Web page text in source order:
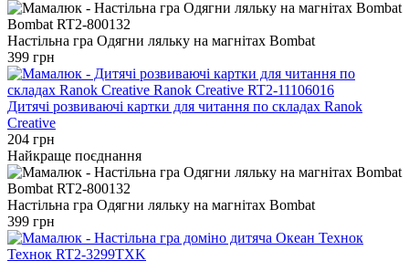
Настільна гра Одягни ляльку на магнітах Bombat
399 грн
Дитячі розвиваючі картки для читання по складах Ranok
Creative
204 грн
Найкраще поєднання
Настільна гра Одягни ляльку на магнітах Bombat
399 грн